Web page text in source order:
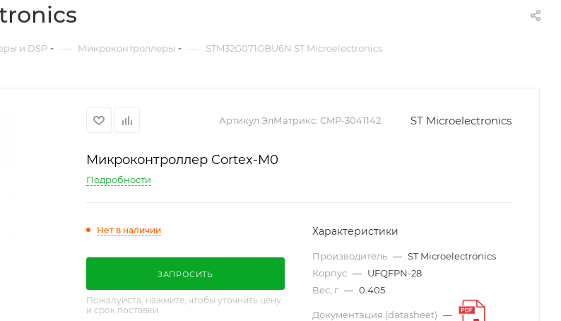
и DSP — Микроконтроллеры — STM32G071GBU6N ST Microelectronics
Артикул ЭлМатрикс: CMP-3041142 ST Microelectronics
Микроконтроллер Cortex-M0
Подробности
Нет в наличии
ЗАПРОСИТЬ
Пожалуйста, нажмите, чтобы уточнить цену
и срок поставки
Характеристики
Производитель — ST Microelectronics
Корпус — UFQFPN-28
Вес, г — 0.405
Документация (datasheet) —